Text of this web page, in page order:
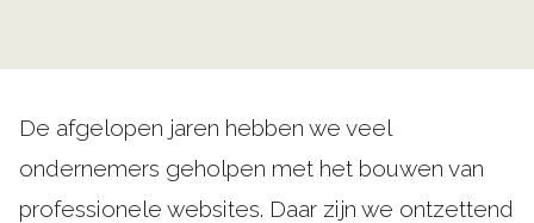
De afgelopen jaren hebben we veel
ondernemers geholpen met het bouwen van
professionele websites. Daar zijn we ontzettend